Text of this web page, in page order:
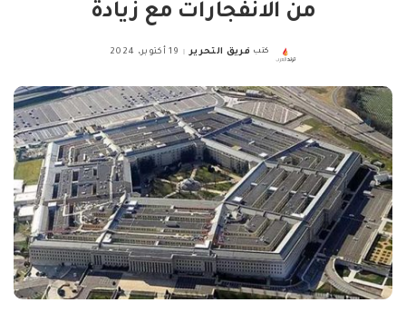
من الانفجارات مع زيادة
Posted
كتب فريق التحرير 19 أكتوبر، 2024